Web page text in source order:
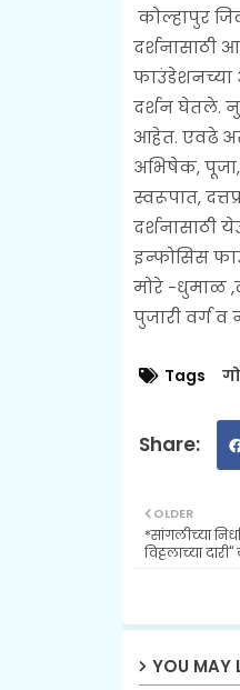
कोल्हापुर
दर्शनासाठी
फाउंडेशनच्या
दर्शन घेतले.
आहेत. एवढे
अभिषेक, पूजा,
स्वरूपात,
दर्शनासाठी
इन्फोसिस
मोरे -धुमाळ
पुजारी वर्ग व
Tags
OLDER
*सांगलीच्या
विठ्ठलाच्या
YOU MAY